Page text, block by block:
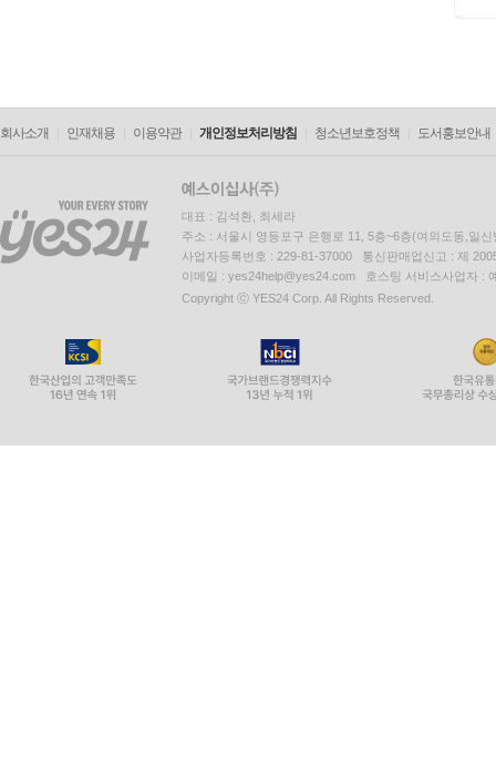
회사소개 인재채용 이용약관 개인정보처리방침 청소년보호정책 도서홍보안내
대표 : 김석환, 최세라
주소 : 서울시 영등포구 은행로 11, 5층~6층(여의도동,일신
사업자등록번호 : 229-81-37000 통신판매업신고 : 제
이메일 : yes24help@yes24.com 호스팅 서비스사업자 :
Copyright ⓒ YES24 Corp. All Rights Reserved.